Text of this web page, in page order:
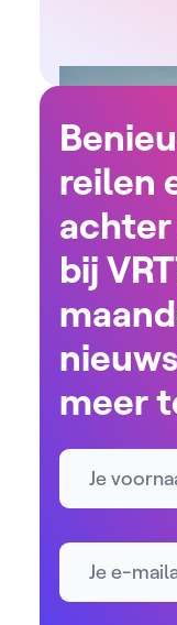
reilen
bij
meer
Naam
E-mailadres *